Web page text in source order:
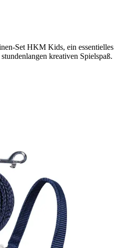
Set HKM Kids, ein essentielles
kreativen Spielspaß.